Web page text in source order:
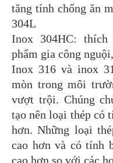
tăng tính chống ăn
304L
Inox 304HC:
phẩm gia công
Inox 316 và inox
mòn trong môi
vượt trội. Chúng
tạo nên loại thép có
hơn. Những loại
cao hơn và có tính
cao hơn so với các